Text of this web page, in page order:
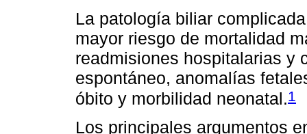
La patología biliar
mayor riesgo de mortalidad
readmisiones hospitalarias y
espontáneo, anomalías
óbito y morbilidad neonatal.1
Los principales argumentos